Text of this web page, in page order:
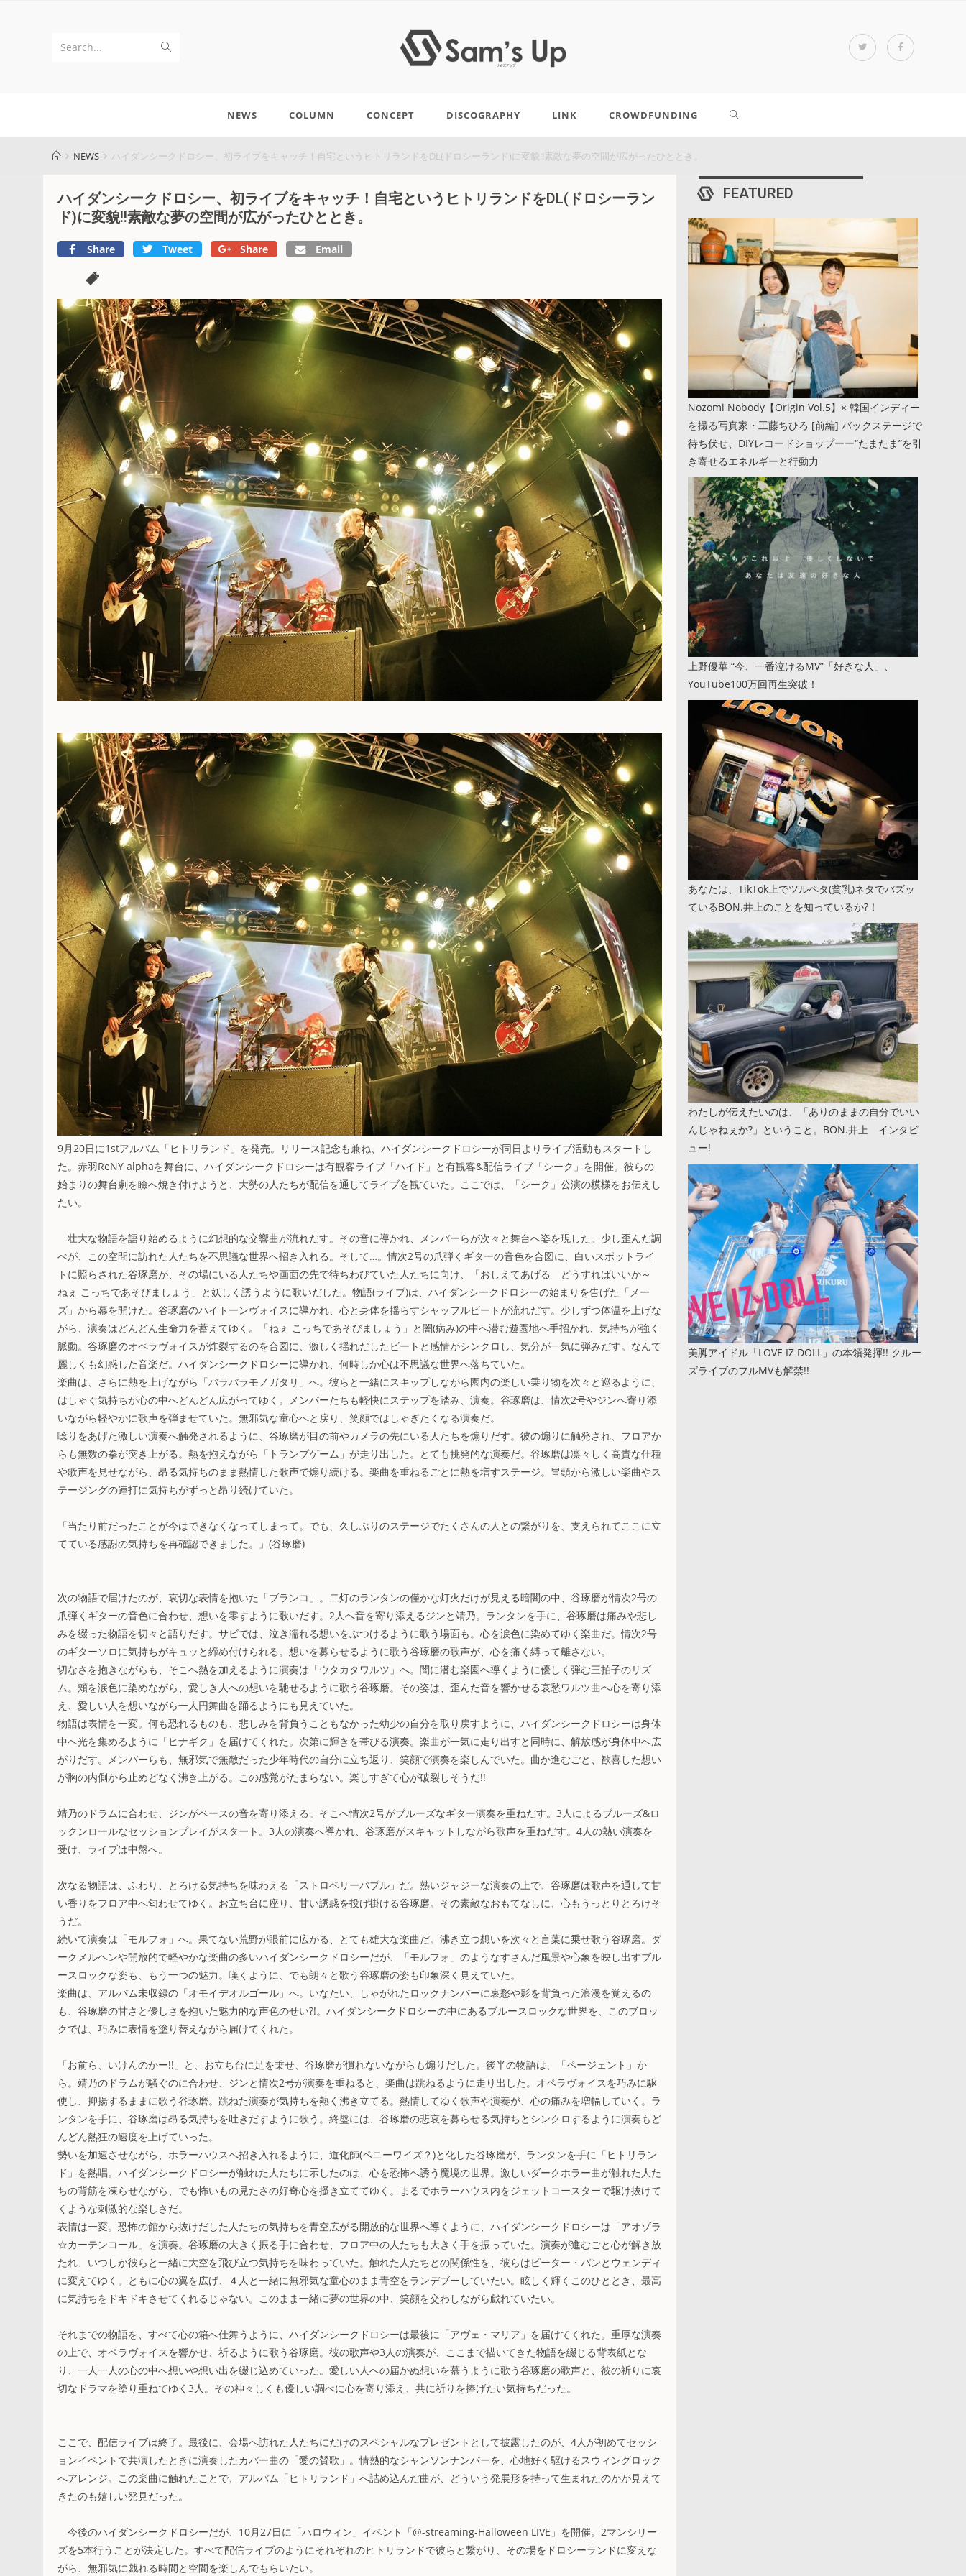
Search...
NEWS COLUMN CONCEPT DISCOGRAPHY LINK CROWDFUNDING
NEWS ハイダンシークドロシー、初ライブをキャッチ！自宅というヒトリランドをDL(ドロシーランド)に変貌!!素敵な夢の空間が広がったひととき。
ハイダンシークドロシー、初ライブをキャッチ！自宅というヒトリランドをDL(ドロシーラン
ド)に変貌!!素敵な夢の空間が広がったひととき。
Share Tweet Share Email
9月20日に1stアルバム「ヒトリランド」を発売。リリース記念も兼ね、ハイダンシークドロシーが同日よりライブ活動もスタートし
た。赤羽ReNY alphaを舞台に、ハイダンシークドロシーは有観客ライブ「ハイド」と有観客&配信ライブ「シーク」を開催。彼らの
始まりの舞台劇を瞼へ焼き付けようと、大勢の人たちが配信を通してライブを観ていた。ここでは、「シーク」公演の模様をお伝えし
たい。
壮大な物語を語り始めるように幻想的な交響曲が流れだす。その音に導かれ、メンバーらが次々と舞台へ姿を現した。少し歪んだ調
べが、この空間に訪れた人たちを不思議な世界へ招き入れる。そして…。情次2号の爪弾くギターの音色を合図に、白いスポットライ
トに照らされた谷琢磨が、その場にいる人たちや画面の先で待ちわびていた人たちに向け、「おしえてあげる どうすればいいか～
ねぇ こっちであそびましょう」と妖しく誘うように歌いだした。物語(ライブ)は、ハイダンシークドロシーの始まりを告げた「メー
ズ」から幕を開けた。谷琢磨のハイトーンヴォイスに導かれ、心と身体を揺らすシャッフルビートが流れだす。少しずつ体温を上げな
がら、演奏はどんどん生命力を蓄えてゆく。「ねぇ こっちであそびましょう」と闇(病み)の中へ潜む遊園地へ手招かれ、気持ちが強く
脈動。谷琢磨のオペラヴォイスが炸裂するのを合図に、激しく揺れだしたビートと感情がシンクロし、気分が一気に弾みだす。なんて
麗しくも幻惑した音楽だ。ハイダンシークドロシーに導かれ、何時しか心は不思議な世界へ落ちていた。
楽曲は、さらに熱を上げながら「バラバラモノガタリ」へ。彼らと一緒にスキップしながら園内の楽しい乗り物を次々と巡るように、
はしゃぐ気持ちが心の中へどんどん広がってゆく。メンバーたちも軽快にステップを踏み、演奏。谷琢磨は、情次2号やジンへ寄り添
いながら軽やかに歌声を弾ませていた。無邪気な童心へと戻り、笑顔ではしゃぎたくなる演奏だ。
唸りをあげた激しい演奏へ触発されるように、谷琢磨が目の前やカメラの先にいる人たちを煽りだす。彼の煽りに触発され、フロアか
らも無数の拳が突き上がる。熱を抱えながら「トランプゲーム」が走り出した。とても挑発的な演奏だ。谷琢磨は凛々しく高貴な仕種
や歌声を見せながら、昂る気持ちのまま熱情した歌声で煽り続ける。楽曲を重ねるごとに熱を増すステージ。冒頭から激しい楽曲やス
テージングの連打に気持ちがずっと昂り続けていた。
「当たり前だったことが今はできなくなってしまって。でも、久しぶりのステージでたくさんの人との繋がりを、支えられてここに立
てている感謝の気持ちを再確認できました。」(谷琢磨)
次の物語で届けたのが、哀切な表情を抱いた「ブランコ」。二灯のランタンの僅かな灯火だけが見える暗闇の中、谷琢磨が情次2号の
爪弾くギターの音色に合わせ、想いを零すように歌いだす。2人へ音を寄り添えるジンと靖乃。ランタンを手に、谷琢磨は痛みや悲し
みを綴った物語を切々と語りだす。サビでは、泣き濡れる想いをぶつけるように歌う場面も。心を涙色に染めてゆく楽曲だ。情次2号
のギターソロに気持ちがキュッと締め付けられる。想いを募らせるように歌う谷琢磨の歌声が、心を痛く縛って離さない。
切なさを抱きながらも、そこへ熱を加えるように演奏は「ウタカタワルツ」へ。闇に潜む楽園へ導くように優しく弾む三拍子のリズ
ム。頬を涙色に染めながら、愛しき人への想いを馳せるように歌う谷琢磨。その姿は、歪んだ音を響かせる哀愁ワルツ曲へ心を寄り添
え、愛しい人を想いながら一人円舞曲を踊るようにも見えていた。
物語は表情を一変。何も恐れるものも、悲しみを背負うこともなかった幼少の自分を取り戻すように、ハイダンシークドロシーは身体
中へ光を集めるように「ヒナギク」を届けてくれた。次第に輝きを帯びる演奏。楽曲が一気に走り出すと同時に、解放感が身体中へ広
がりだす。メンバーらも、無邪気で無敵だった少年時代の自分に立ち返り、笑顔で演奏を楽しんでいた。曲か進むごと、歓喜した想い
が胸の内側から止めどなく沸き上がる。この感覚がたまらない。楽しすぎて心が破裂しそうだ!!
靖乃のドラムに合わせ、ジンがベースの音を寄り添える。そこへ情次2号がブルーズなギター演奏を重ねだす。3人によるブルーズ&ロ
ックンロールなセッションプレイがスタート。3人の演奏へ導かれ、谷琢磨がスキャットしながら歌声を重ねだす。4人の熱い演奏を
受け、ライブは中盤へ。
次なる物語は、ふわり、とろける気持ちを味わえる「ストロベリーバブル」だ。熱いジャジーな演奏の上で、谷琢磨は歌声を通して甘
い香りをフロア中へ匂わせてゆく。お立ち台に座り、甘い誘惑を投げ掛ける谷琢磨。その素敵なおもてなしに、心もうっとりとろけそ
うだ。
続いて演奏は「モルフォ」へ。果てない荒野が眼前に広がる、とても雄大な楽曲だ。沸き立つ想いを次々と言葉に乗せ歌う谷琢磨。ダ
ークメルヘンや開放的で軽やかな楽曲の多いハイダンシークドロシーだが、「モルフォ」のようなすさんだ風景や心象を映し出すブル
ースロックな姿も、もう一つの魅力。嘆くように、でも朗々と歌う谷琢磨の姿も印象深く見えていた。
楽曲は、アルバム未収録の「オモイデオルゴール」へ。いなたい、しゃがれたロックナンバーに哀愁や影を背負った浪漫を覚えるの
も、谷琢磨の甘さと優しさを抱いた魅力的な声色のせい?!。ハイダンシークドロシーの中にあるブルースロックな世界を、このブロッ
クでは、巧みに表情を塗り替えながら届けてくれた。
「お前ら、いけんのかー!!」と、お立ち台に足を乗せ、谷琢磨が慣れないながらも煽りだした。後半の物語は、「ページェント」か
ら。靖乃のドラムが騒ぐのに合わせ、ジンと情次2号が演奏を重ねると、楽曲は跳ねるように走り出した。オペラヴォイスを巧みに駆
使し、抑揚するままに歌う谷琢磨。跳ねた演奏が気持ちを熱く沸き立てる。熱情してゆく歌声や演奏が、心の痛みを増幅していく。ラ
ンタンを手に、谷琢磨は昂る気持ちを吐きだすように歌う。終盤には、谷琢磨の悲哀を募らせる気持ちとシンクロするように演奏もど
んどん熱狂の速度を上げていった。
勢いを加速させながら、ホラーハウスへ招き入れるように、道化師(ペニーワイズ？)と化した谷琢磨が、ランタンを手に「ヒトリラン
ド」を熱唱。ハイダンシークドロシーが触れた人たちに示したのは、心を恐怖へ誘う魔境の世界。激しいダークホラー曲が触れた人た
ちの背筋を凍らせながら、でも怖いもの見たさの好奇心を掻き立ててゆく。まるでホラーハウス内をジェットコースターで駆け抜けて
くような刺激的な楽しさだ。
表情は一変。恐怖の館から抜けだした人たちの気持ちを青空広がる開放的な世界へ導くように、ハイダンシークドロシーは「アオゾラ
☆カーテンコール」を演奏。谷琢磨の大きく振る手に合わせ、フロア中の人たちも大きく手を振っていた。演奏が進むごと心が解き放
たれ、いつしか彼らと一緒に大空を飛び立つ気持ちを味わっていた。触れた人たちとの関係性を、彼らはピーター・パンとウェンディ
に変えてゆく。ともに心の翼を広げ、４人と一緒に無邪気な童心のまま青空をランデブーしていたい。眩しく輝くこのひととき、最高
に気持ちをドキドキさせてくれるじゃない。このまま一緒に夢の世界の中、笑顔を交わしながら戯れていたい。
それまでの物語を、すべて心の箱へ仕舞うように、ハイダンシークドロシーは最後に「アヴェ・マリア」を届けてくれた。重厚な演奏
の上で、オペラヴォイスを響かせ、祈るように歌う谷琢磨。彼の歌声や3人の演奏が、ここまで描いてきた物語を綴じる背表紙とな
り、一人一人の心の中へ想いや想い出を綴じ込めていった。愛しい人への届かぬ想いを慕うように歌う谷琢磨の歌声と、彼の祈りに哀
切なドラマを塗り重ねてゆく3人。その神々しくも優しい調べに心を寄り添え、共に祈りを捧げたい気持ちだった。
ここで、配信ライブは終了。最後に、会場へ訪れた人たちにだけのスペシャルなプレゼントとして披露したのが、4人が初めてセッシ
ョンイベントで共演したときに演奏したカバー曲の「愛の賛歌」。情熱的なシャンソンナンバーを、心地好く駆けるスウィングロック
へアレンジ。この楽曲に触れたことで、アルバム「ヒトリランド」へ詰め込んだ曲が、どういう発展形を持って生まれたのかが見えて
きたのも嬉しい発見だった。
今後のハイダンシークドロシーだが、10月27日に「ハロウィン」イベント「@-streaming-Halloween LIVE」を開催。2マンシリー
ズを5本行うことが決定した。すべて配信ライブのようにそれぞれのヒトリランドで彼らと繋がり、その場をドロシーランドに変えな
がら、無邪気に戯れる時間と空間を楽しんでもらいたい。
FEATURED
Nozomi Nobody【Origin Vol.5】× 韓国インディー
を撮る写真家・工藤ちひろ [前編] バックステージで
待ち伏せ、DIYレコードショップーー“たまたま”を引
き寄せるエネルギーと行動力
上野優華 “今、一番泣けるMV”「好きな人」、
YouTube100万回再生突破！
あなたは、TikTok上でツルペタ(貧乳)ネタでバズッ
ているBON.井上のことを知っているか?！
わたしが伝えたいのは、「ありのままの自分でいい
んじゃねぇか?」ということ。BON.井上 インタビ
ュー!
美脚アイドル「LOVE IZ DOLL」の本領発揮!! クルー
ズライブのフルMVも解禁!!